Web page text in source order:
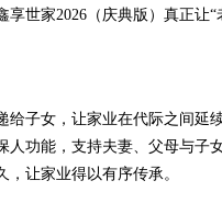
世家2026（庆典版）真正让“
子女，让家业在代际之间延
人功能，支持夫妻、父母与子
让家业得以有序传承。